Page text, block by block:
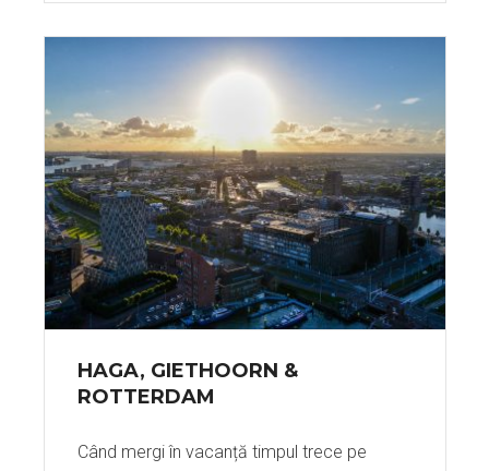
HAGA, GIETHOORN &
ROTTERDAM
Când mergi în vacanță timpul trece pe